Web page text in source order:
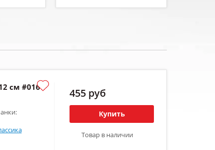
см #016
455 руб
Купить
Товар в наличии